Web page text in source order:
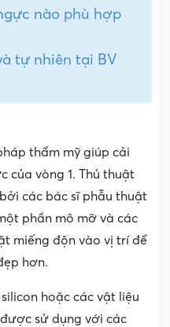
nào phù hợp
tự nhiên tại BV
thẩm mỹ giúp cải
của vòng 1. Thủ thuật
các bác sĩ phẫu thuật
phần mô mỡ và các
miếng độn vào vị trí để
hơn.
hoặc các vật liệu
sử dụng với các